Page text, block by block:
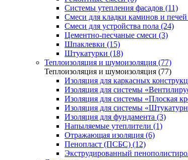
Системы утепления фасадов (11)
Смеси для кладки каминов и
Смеси для устройства пола (24)
Цементно-песчаные смеси (3)
Шпаклевки (15)
Штукатурки (18)
Теплоизоляция и шумоизоляция (77)
Теплоизоляция и шумоизоляция (77)
Изоляция для каркасных
Изоляция для системы
Изоляция для системы «Плоская
Изоляция для системы
Изоляция для фундамента (3)
Напыляемые утеплители (1)
Отражающая изоляция (6)
Пенопласт (ПСБС) (12)
Экструдированный